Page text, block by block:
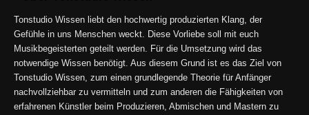
Tonstudio Wissen liebt den hochwertig produzierten Klang, der
Gefühle in uns Menschen weckt. Diese Vorliebe soll mit euch
Musikbegeisterten geteilt werden. Für die Umsetzung wird das
notwendige Wissen benötigt. Aus diesem Grund ist es das Ziel von
Tonstudio Wissen, zum einen grundlegende Theorie für Anfänger
nachvollziehbar zu vermitteln und zum anderen die Fähigkeiten von
erfahrenen Künstler beim Produzieren, Abmischen und Mastern zu